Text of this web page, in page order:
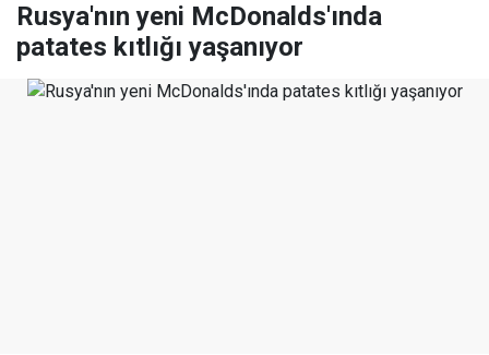
Rusya'nın yeni McDonalds'ında
patates kıtlığı yaşanıyor